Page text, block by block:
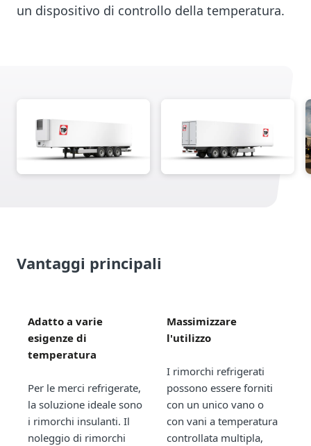
un dispositivo di controllo della temperatura.
Vantaggi principali
Adatto a varie
esigenze di
temperatura
Per le merci refrigerate,
la soluzione ideale sono
i rimorchi insulanti. Il
noleggio di rimorchi
Massimizzare
l'utilizzo
I rimorchi refrigerati
possono essere forniti
con un unico vano o
con vani a temperatura
controllata multipla,